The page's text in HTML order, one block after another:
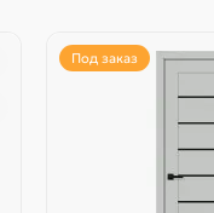
Под заказ